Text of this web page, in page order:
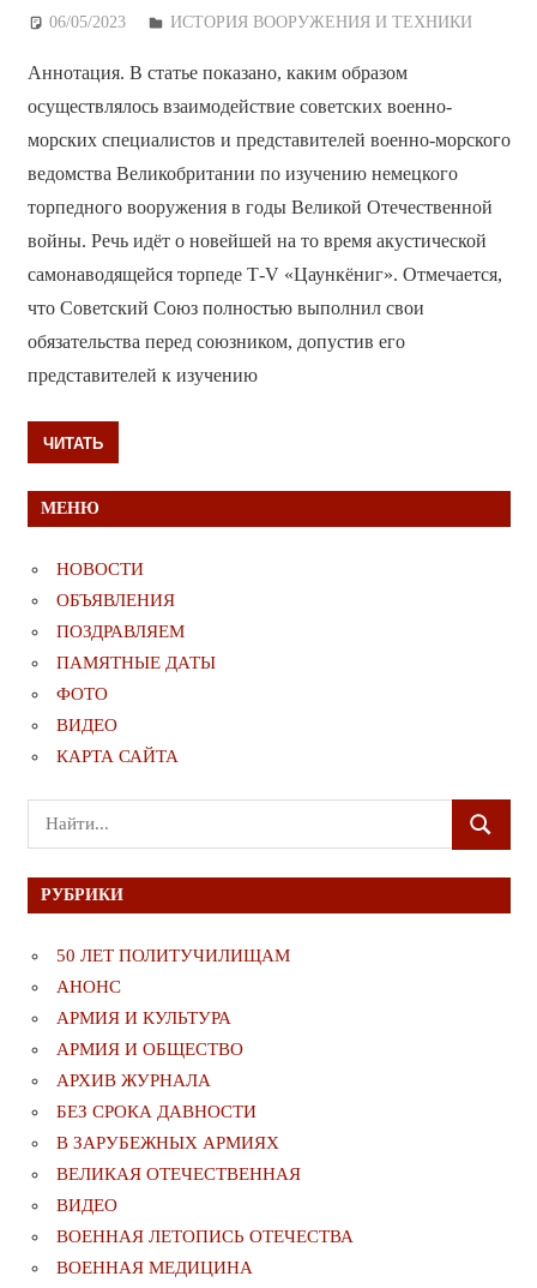
06/05/2023 Дежурный по Редакции
ИСТОРИЯ ВООРУЖЕНИЯ И ТЕХНИКИ
Аннотация. В статье показано, каким образом
осуществлялось взаимодействие советских военно-
морских специалистов и представителей военно-морского
ведомства Великобритании по изучению немецкого
торпедного вооружения в годы Великой Отечественной
войны. Речь идёт о новейшей на то время акустической
самонаводящейся торпеде Т-V «Цаункёниг». Отмечается,
что Советский Союз полностью выполнил свои
обязательства перед союзником, допустив его
представителей к изучению
ЧИТАТЬ
МЕНЮ
НОВОСТИ
ОБЪЯВЛЕНИЯ
ПОЗДРАВЛЯЕМ
ПАМЯТНЫЕ ДАТЫ
ФОТО
ВИДЕО
КАРТА САЙТА
Поиск
для:
ПОИСК
РУБРИКИ
50 ЛЕТ ПОЛИТУЧИЛИЩАМ
АНОНС
АРМИЯ И КУЛЬТУРА
АРМИЯ И ОБЩЕСТВО
АРХИВ ЖУРНАЛА
БЕЗ СРОКА ДАВНОСТИ
В ЗАРУБЕЖНЫХ АРМИЯХ
ВЕЛИКАЯ ОТЕЧЕСТВЕННАЯ
ВИДЕО
ВОЕННАЯ ЛЕТОПИСЬ ОТЕЧЕСТВА
ВОЕННАЯ МЕДИЦИНА